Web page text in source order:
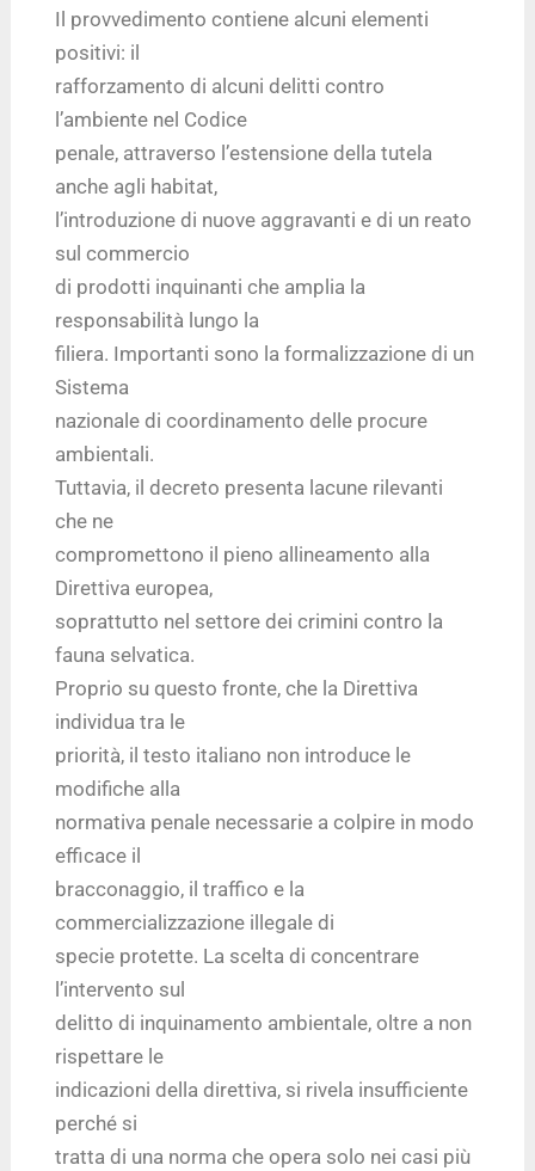
Il provvedimento contiene alcuni elementi
positivi: il
rafforzamento di alcuni delitti contro
l’ambiente nel Codice
penale, attraverso l’estensione della tutela
anche agli habitat,
l’introduzione di nuove aggravanti e di un reato
sul commercio
di prodotti inquinanti che amplia la
responsabilità lungo la
filiera. Importanti sono la formalizzazione di un
Sistema
nazionale di coordinamento delle procure
ambientali.
Tuttavia, il decreto presenta lacune rilevanti
che ne
compromettono il pieno allineamento alla
Direttiva europea,
soprattutto nel settore dei crimini contro la
fauna selvatica.
Proprio su questo fronte, che la Direttiva
individua tra le
priorità, il testo italiano non introduce le
modifiche alla
normativa penale necessarie a colpire in modo
efficace il
bracconaggio, il traffico e la
commercializzazione illegale di
specie protette. La scelta di concentrare
l’intervento sul
delitto di inquinamento ambientale, oltre a non
rispettare le
indicazioni della direttiva, si rivela insufficiente
perché si
tratta di una norma che opera solo nei casi più